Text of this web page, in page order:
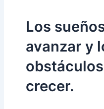
Los
avanzar y
crecer.